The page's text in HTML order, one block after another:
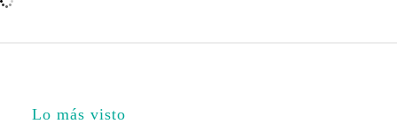
Lo más visto